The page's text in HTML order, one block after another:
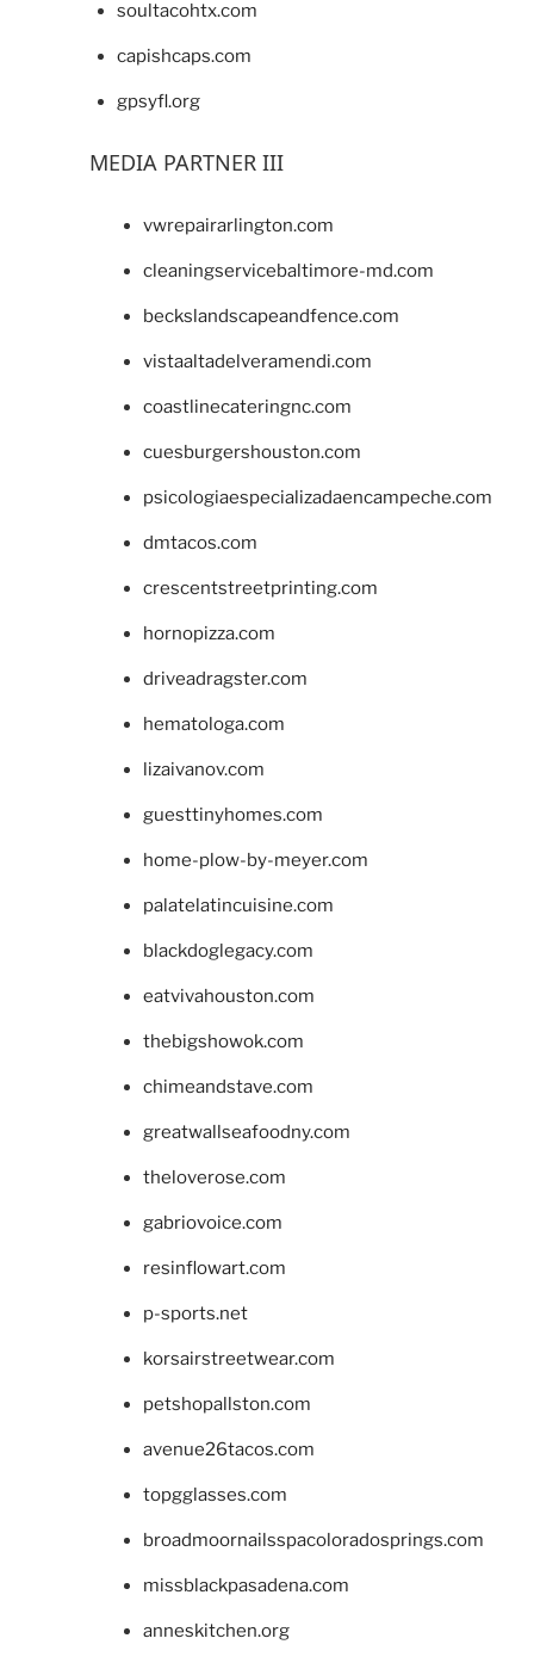
soultacohtx.com
capishcaps.com
gpsyfl.org
MEDIA PARTNER III
vwrepairarlington.com
cleaningservicebaltimore-md.com
beckslandscapeandfence.com
vistaaltadelveramendi.com
coastlinecateringnc.com
cuesburgershouston.com
psicologiaespecializadaencampeche.com
dmtacos.com
crescentstreetprinting.com
hornopizza.com
driveadragster.com
hematologa.com
lizaivanov.com
guesttinyhomes.com
home-plow-by-meyer.com
palatelatincuisine.com
blackdoglegacy.com
eatvivahouston.com
thebigshowok.com
chimeandstave.com
greatwallseafoodny.com
theloverose.com
gabriovoice.com
resinflowart.com
p-sports.net
korsairstreetwear.com
petshopallston.com
avenue26tacos.com
topgglasses.com
broadmoornailsspacoloradosprings.com
missblackpasadena.com
anneskitchen.org